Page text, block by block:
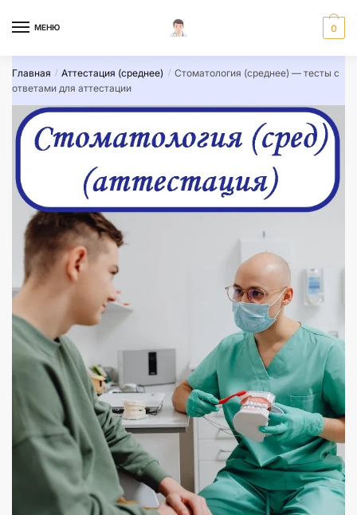
МЕНЮ 0
Главная / Аттестация (среднее) / Стоматология (среднее) — тесты с
ответами для аттестации